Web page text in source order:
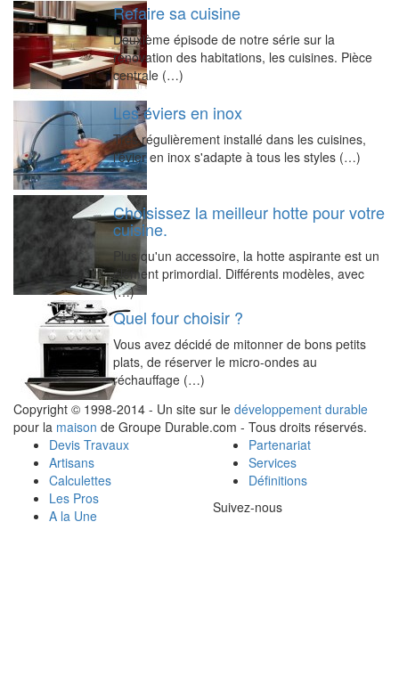
Refaire sa cuisine
Deuxième épisode de notre série sur la
rénovation des habitations, les cuisines. Pièce
centrale (…)
Les éviers en inox
Très régulièrement installé dans les cuisines,
l'évier en inox s'adapte à tous les styles (…)
Choisissez la meilleur hotte pour votre
cuisine.
Plus qu'un accessoire, la hotte aspirante est un
élément primordial. Différents modèles, avec
(…)
Quel four choisir ?
Vous avez décidé de mitonner de bons petits
plats, de réserver le micro-ondes au
réchauffage (…)
Copyright © 1998-2014 - Un site sur le développement durable
pour la maison de Groupe Durable.com - Tous droits réservés.
Devis Travaux
Artisans
Calculettes
Les Pros
A la Une
Partenariat
Services
Définitions
Suivez-nous